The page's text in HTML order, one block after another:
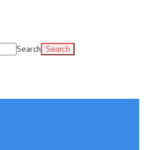
Search